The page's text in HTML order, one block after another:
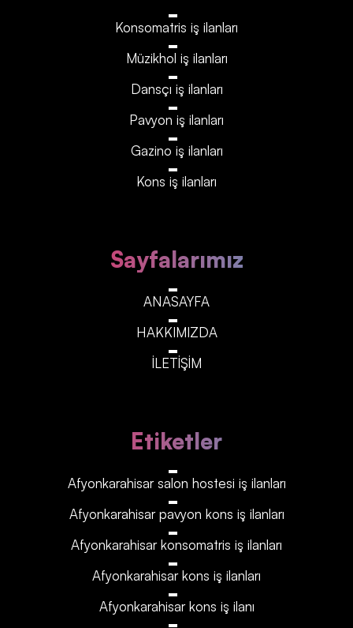
Konsomatris iş ilanları
Müzikhol iş ilanları
Dansçı iş ilanları
Pavyon iş ilanları
Gazino iş ilanları
Kons iş ilanları
Sayfalarımız
ANASAYFA
HAKKIMIZDA
İLETİŞİM
Etiketler
Afyonkarahisar‎‎‎‎ salon hostesi iş ilanları
Afyonkarahisar‎‎‎‎ pavyon kons iş ilanları
Afyonkarahisar‎‎‎‎ konsomatris iş ilanları
Afyonkarahisar‎‎‎‎ kons iş ilanları
Afyonkarahisar‎‎‎‎ kons iş ilanı